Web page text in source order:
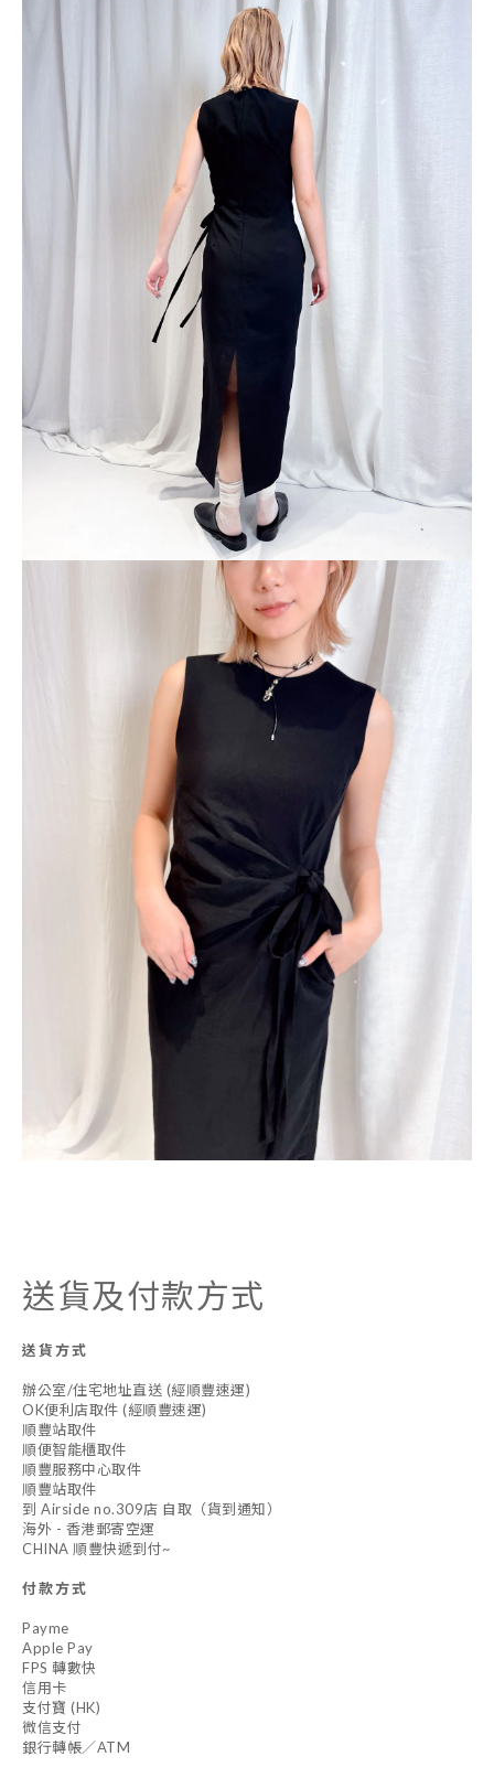
送貨及付款方式
送貨方式
辦公室/住宅地址直送 (經順豐速運)
OK便利店取件 (經順豐速運)
順豐站取件
順便智能櫃取件
順豐服務中心取件
順豐站取件
到 Airside no.309店 自取（貨到通知）
海外 - 香港郵寄空運
CHINA 順豐快遞到付~
付款方式
Payme
Apple Pay
FPS 轉數快
信用卡
支付寶 (HK)
微信支付
銀行轉帳／ATM